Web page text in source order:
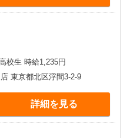
給1,235円 高校生 時給1,235円
東京都北区浮間3-2-9
詳細を見る